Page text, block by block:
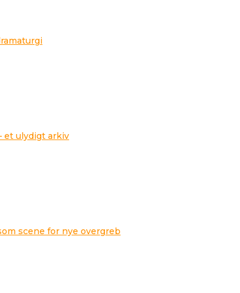
et ulydigt arkiv
scene for nye overgreb